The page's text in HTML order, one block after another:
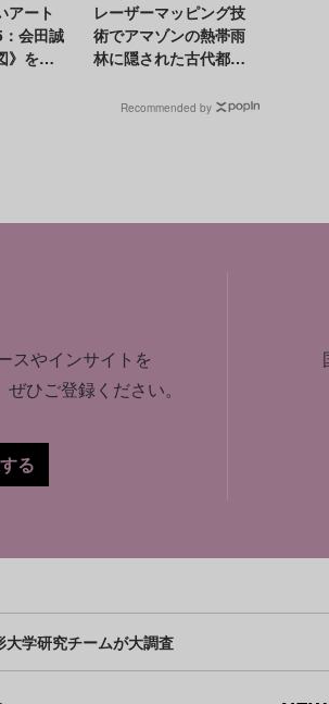
アート
会田誠
》を公
レーザーマッピング技
術でアマゾンの熱帯雨
林に隠された古代都市
かせる大発見
Recommended by
スやインサイトを
ぜひご登録ください。
る
学研究チームが大調査